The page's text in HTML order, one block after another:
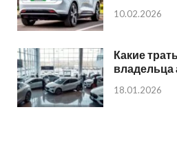
10.02.2026
Какие
18.01.2026